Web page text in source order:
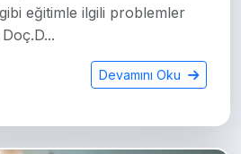
eğitimle ilgili problemler
Devamını Oku